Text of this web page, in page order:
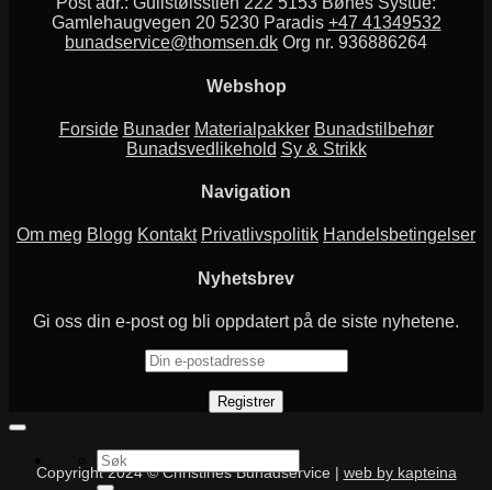
Gamlehaugvegen 20 5230 Paradis +47 41349532
bunadservice@thomsen.dk Org nr. 936886264
Webshop
Forside Bunader Materialpakker Bunadstilbehør
Bunadsvedlikehold Sy & Strikk
Navigation
Om meg Blogg Kontakt Privatlivspolitik Handelsbetingelser
Nyhetsbrev
Gi oss din e-post og bli oppdatert på de siste nyhetene.
Copyright 2024 © Christines Bunadservice | web by kapteina
Søk
etter: